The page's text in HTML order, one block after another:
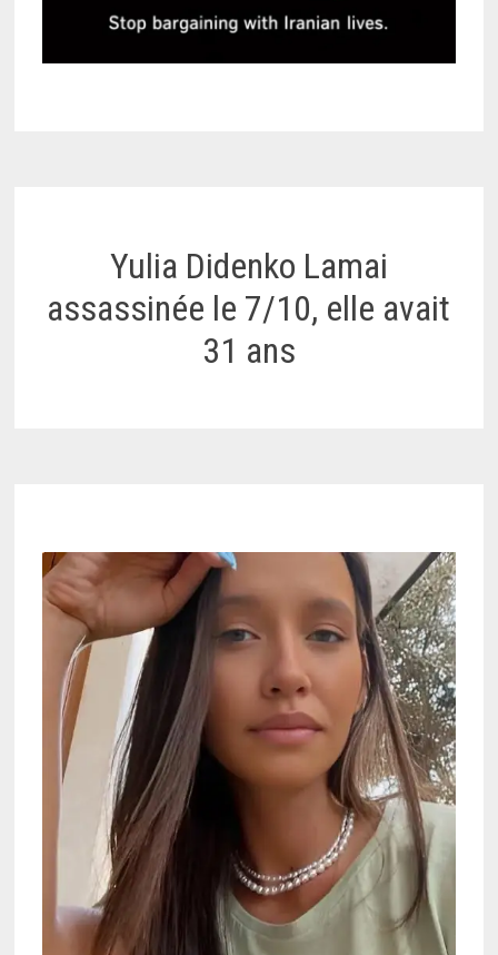
Yulia Didenko Lamai
assassinée le 7/10, elle avait
31 ans